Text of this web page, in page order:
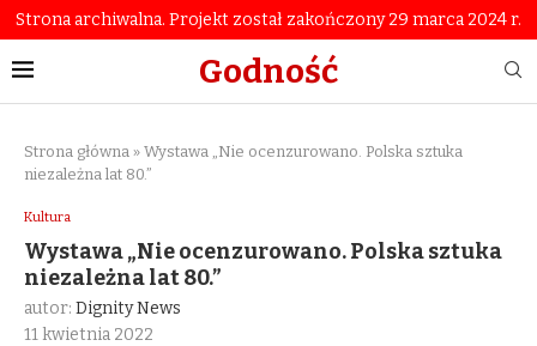
Strona archiwalna. Projekt został zakończony 29 marca 2024 r.
Godność
Strona główna » Wystawa „Nie ocenzurowano. Polska sztuka
niezależna lat 80.”
Kultura
Wystawa „Nie ocenzurowano. Polska sztuka
niezależna lat 80.”
autor: Dignity News
11 kwietnia 2022